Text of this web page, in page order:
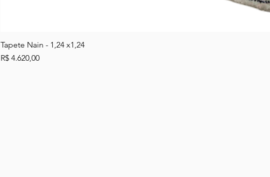
Tapete Nain - 1,24 x1,24
Preço
R$ 4.620,00